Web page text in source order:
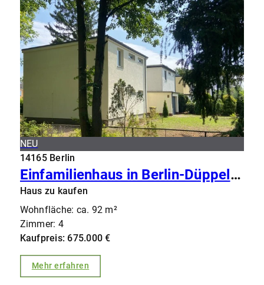
NEU
14165 Berlin
Einfamilienhaus in Berlin-Düppel – Zeitlose Bauhaus-Architektur auf 570 m² Grundstück
Haus zu kaufen
Wohnfläche: ca. 92 m²
Zimmer: 4
Kaufpreis: 675.000 €
Mehr erfahren